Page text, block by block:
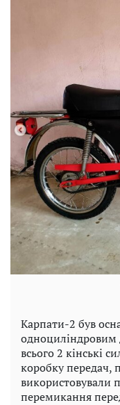
Карпати-2 був
всього 2 кінські
коробку передач,
використовували
перемикання